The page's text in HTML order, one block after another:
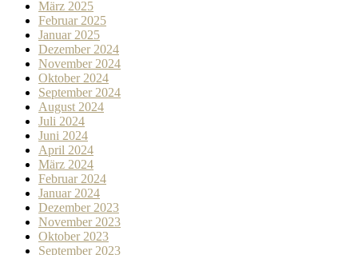
März 2025
Februar 2025
Januar 2025
Dezember 2024
November 2024
Oktober 2024
September 2024
August 2024
Juli 2024
Juni 2024
April 2024
März 2024
Februar 2024
Januar 2024
Dezember 2023
November 2023
Oktober 2023
September 2023